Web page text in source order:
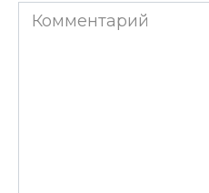
Комментарий